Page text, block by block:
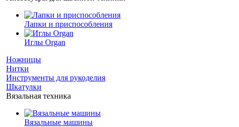
Лапки и приспособления
Иглы Organ
Ножницы
Нитки
Инструменты для рукоделия
Шкатулки
Вязальная техника
Вязальные машины